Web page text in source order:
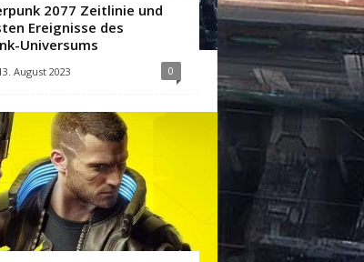
2077 Zeitlinie und
Ereignisse des
Universums
August 2023 0